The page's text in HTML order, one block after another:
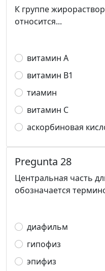
К группе
относится...
витамин А
витамин В1
тиамин
витамин С
аскорбиновая
Pregunta 28
Центральная часть
обозначается
диафильм
гипофиз
эпифиз